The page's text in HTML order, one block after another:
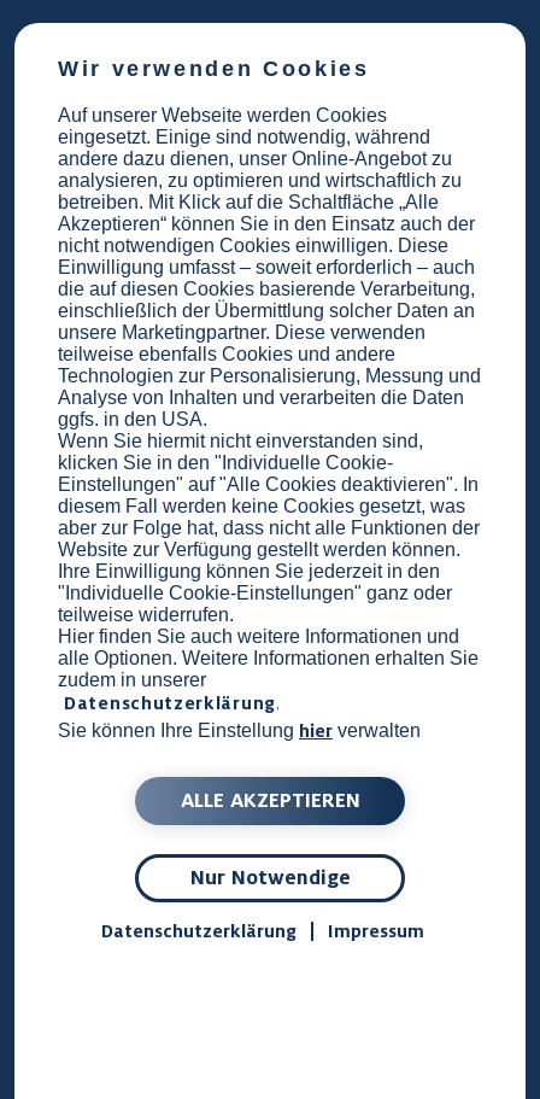
ZUM BESTATTUNGSANGEBOT >
Was ist eine
klimaneutrale Bestattung?
Eine klimaneutrale Bestattung oder Beerdigung
ist eine Bestattungsart, die darauf abzielt, den
ökologischen Fußabdruck zu minimieren. Dabei
werden alle Aspekte des Bestattungsprozesses
berücksichtigt, von der Wahl eines
umweltfreundlichen Sargs
Ausgestaltung derTrauerfeier. Ziel ist es, die
CO2-Emissionen zu reduzieren, zu kompensieren
oder sogar ganz zu beseitigen.
Ist eine klimaneutrale
Bestattung in Deutschland
möglich?
Grundsätzlich ja, allerdings erschwert das
Wir verwenden Cookies
Auf unserer Webseite werden Cookies
eingesetzt. Einige sind notwendig, während
andere dazu dienen, unser Online-Angebot zu
analysieren, zu optimieren und wirtschaftlich zu
betreiben. Mit Klick auf die Schaltfläche „Alle
Akzeptieren“ können Sie in den Einsatz auch der
nicht notwendigen Cookies einwilligen. Diese
Einwilligung umfasst – soweit erforderlich – auch
die auf diesen Cookies basierende Verarbeitung,
einschließlich der Übermittlung solcher Daten an
unsere Marketingpartner. Diese verwenden
teilweise ebenfalls Cookies und andere
Technologien zur Personalisierung, Messung und
Analyse von Inhalten und verarbeiten die Daten
ggfs. in den USA.
Wenn Sie hiermit nicht einverstanden sind,
klicken Sie in den "Individuelle Cookie-
Einstellungen" auf "Alle Cookies deaktivieren". In
diesem Fall werden keine Cookies gesetzt, was
aber zur Folge hat, dass nicht alle Funktionen der
Website zur Verfügung gestellt werden können.
Ihre Einwilligung können Sie jederzeit in den
"Individuelle Cookie-Einstellungen" ganz oder
teilweise widerrufen.
Hier finden Sie auch weitere Informationen und
alle Optionen. Weitere Informationen erhalten Sie
zudem in unserer
Datenschutzerklärung.
Sie können Ihre Einstellung hier verwalten
Nur Notwendige
ALLE AKZEPTIEREN
Datenschutzerklärung Impressum